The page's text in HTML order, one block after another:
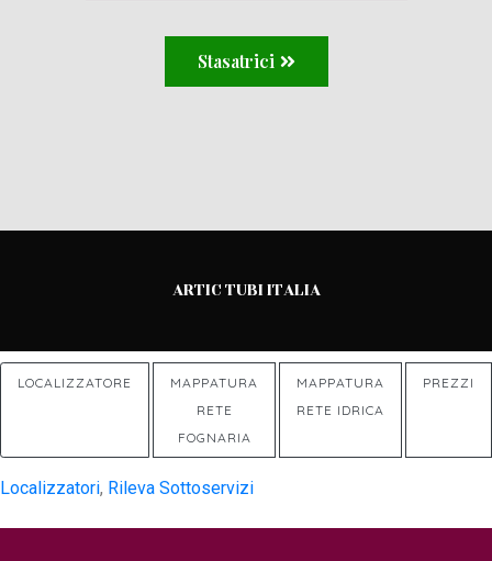
Stasatrici
ARTIC TUBI ITALIA
LOCALIZZATORE
MAPPATURA
RETE
FOGNARIA
MAPPATURA
RETE IDRICA
PREZZI
Localizzatori, Rileva Sottoservizi